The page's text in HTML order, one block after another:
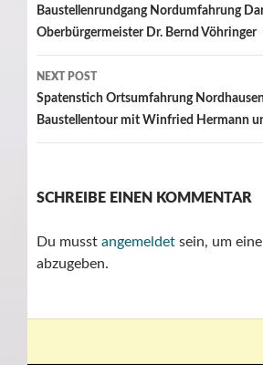
navigation
Baustellenrundgang Nordumfahrung
Oberbürgermeister Dr. Bernd Vöhringer
NEXT POST
Spatenstich Ortsumfahrung
Baustellentour mit Winfried Hermann
SCHREIBE EINEN KOMMENTAR
Du musst angemeldet sein, um
abzugeben.